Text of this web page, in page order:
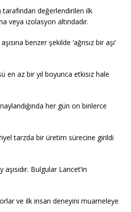
tarafından değerlendirilen ilk
veya izolasyon altındadır.
benzer şekilde ‘ağrısız bir aşı’
en az bir yıl boyunca etkisiz hale
her gün on binlerce
tarzda bir üretim sürecine girildi
Bulgular Lancet’in
ve ilk insan deneyini muameleye